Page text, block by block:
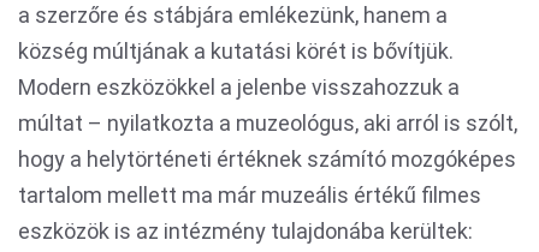
a szerzőre és stábjára emlékezünk, hanem a
község múltjának a kutatási körét is bővítjük.
Modern eszközökkel a jelenbe visszahozzuk a
múltat – nyilatkozta a muzeológus, aki arról is szólt,
hogy a helytörténeti értéknek számító mozgóképes
tartalom mellett ma már muzeális értékű filmes
eszközök is az intézmény tulajdonába kerültek: